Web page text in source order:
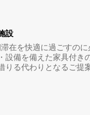
設
在を快適に過ごすの
設備を備えた家具付き
りる代わりとなるご提